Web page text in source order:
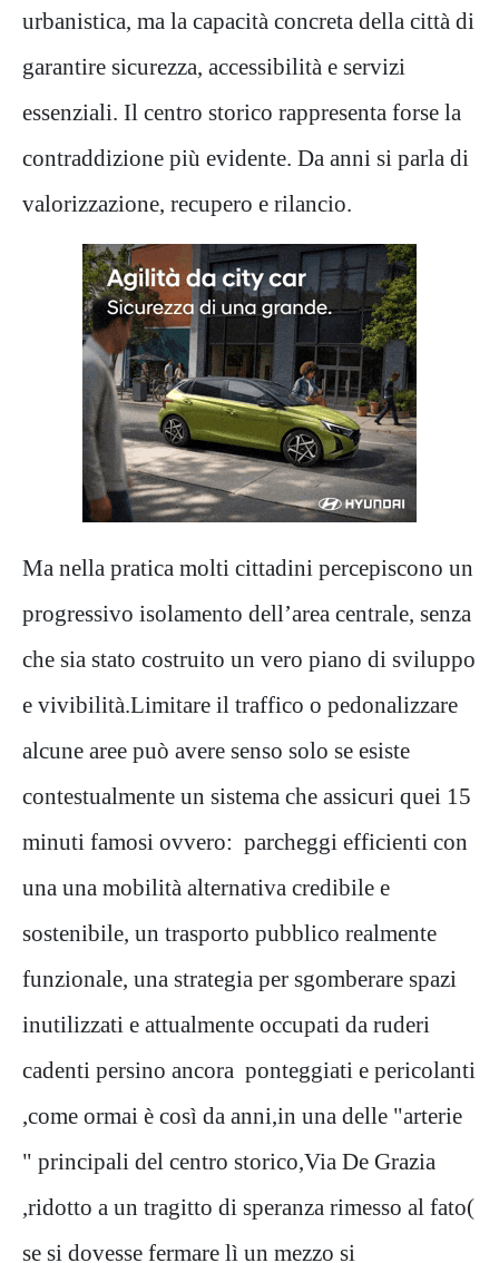
urbanistica, ma la capacità concreta della città di
garantire sicurezza, accessibilità e servizi
essenziali. Il centro storico rappresenta forse la
contraddizione più evidente. Da anni si parla di
valorizzazione, recupero e rilancio.
Ma nella pratica molti cittadini percepiscono un
progressivo isolamento dell’area centrale, senza
che sia stato costruito un vero piano di sviluppo
e vivibilità.Limitare il traffico o pedonalizzare
alcune aree può avere senso solo se esiste
contestualmente un sistema che assicuri quei 15
minuti famosi ovvero: parcheggi efficienti con
una una mobilità alternativa credibile e
sostenibile, un trasporto pubblico realmente
funzionale, una strategia per sgomberare spazi
inutilizzati e attualmente occupati da ruderi
cadenti persino ancora ponteggiati e pericolanti
,come ormai è così da anni,in una delle "arterie
" principali del centro storico,Via De Grazia
,ridotto a un tragitto di speranza rimesso al fato(
se si dovesse fermare lì un mezzo si